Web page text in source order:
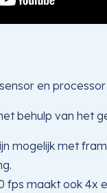
en
behulp van het
mogelijk met
fps maakt ook 4x